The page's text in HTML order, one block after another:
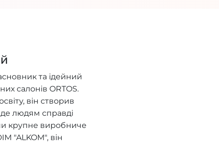
та ідейний
салонів ORTOS.
він створив
де людям справді
крупне виробниче
"ALKOM", він